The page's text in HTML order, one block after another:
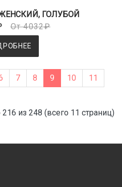
ГОЛУБОЙ
От 4032₽
7 8 9 10
11
из 248 (всего 11 страниц)